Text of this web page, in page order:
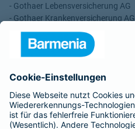
- Gothaer Lebensversicherung AG
- Gothaer Krankenversicherung AG
- ROLAND Rechtsschutz-
- ROLAND Schutzbrief-
Vergütungen, die in der zu
enthalten sind.
Schlichtungsstellen